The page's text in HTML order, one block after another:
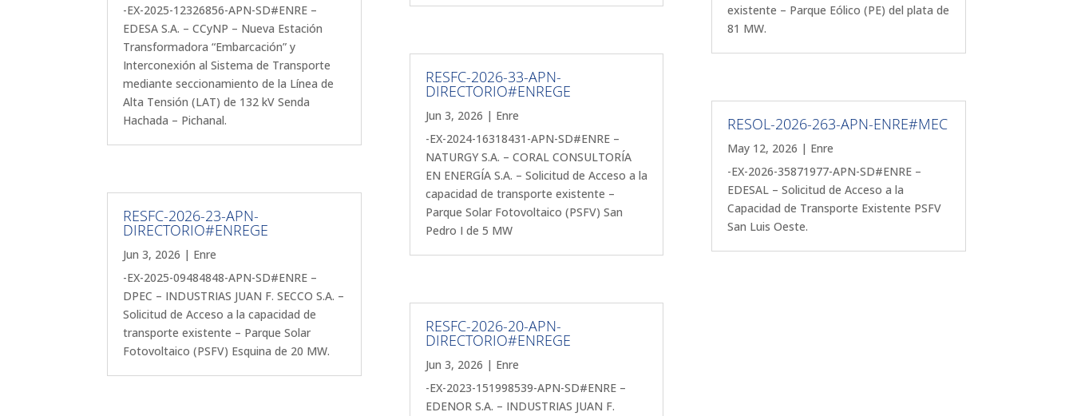
-EX-2025-12326856-APN-SD#ENRE –
EDESA S.A. – CCyNP – Nueva Estación
Transformadora “Embarcación” y
Interconexión al Sistema de Transporte
mediante seccionamiento de la Línea de
Alta Tensión (LAT) de 132 kV Senda
Hachada – Pichanal.
RESFC-2026-23-APN-
DIRECTORIO#ENREGE
Jun 3, 2026 | Enre
-EX-2025-09484848-APN-SD#ENRE –
DPEC – INDUSTRIAS JUAN F. SECCO S.A. –
Solicitud de Acceso a la capacidad de
transporte existente – Parque Solar
Fotovoltaico (PSFV) Esquina de 20 MW.
RESFC-2026-33-APN-
DIRECTORIO#ENREGE
Jun 3, 2026 | Enre
-EX-2024-16318431-APN-SD#ENRE –
NATURGY S.A. – CORAL CONSULTORÍA
EN ENERGÍA S.A. – Solicitud de Acceso a la
capacidad de transporte existente –
Parque Solar Fotovoltaico (PSFV) San
Pedro I de 5 MW
RESFC-2026-20-APN-
DIRECTORIO#ENREGE
Jun 3, 2026 | Enre
-EX-2023-151998539-APN-SD#ENRE –
EDENOR S.A. – INDUSTRIAS JUAN F.
existente – Parque Eólico (PE) del plata de
81 MW.
RESOL-2026-263-APN-ENRE#MEC
May 12, 2026 | Enre
-EX-2026-35871977-APN-SD#ENRE –
EDESAL – Solicitud de Acceso a la
Capacidad de Transporte Existente PSFV
San Luis Oeste.